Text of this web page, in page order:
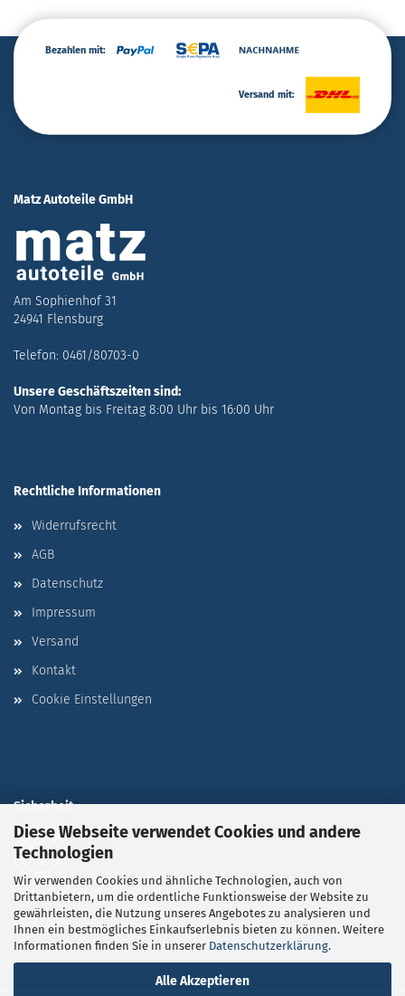
Diese Webseite verwendet Cookies und andere
Technologien
Wir verwenden Cookies und ähnliche Technologien, auch von
Drittanbietern, um die ordentliche Funktionsweise der Website zu
gewährleisten, die Nutzung unseres Angebotes zu analysieren und
Ihnen ein bestmögliches Einkaufserlebnis bieten zu können. Weitere
Informationen finden Sie in unserer Datenschutzerklärung.
Alle Akzeptieren
Bezahlen mit:
Versand mit:
Matz Autoteile GmbH
Am Sophienhof 31
24941 Flensburg
Telefon: 0461/80703-0
Unsere Geschäftszeiten sind:
Von Montag bis Freitag 8:00 Uhr bis 16:00 Uhr
Rechtliche Informationen
Widerrufsrecht
AGB
Datenschutz
Impressum
Versand
Kontakt
Cookie Einstellungen
Sicherheit
Sichere Bestell- & Zahlungsabwicklungdurch SSL-
Verschlüsselung